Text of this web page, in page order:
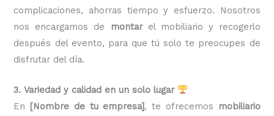
complicaciones, ahorras tiempo y esfuerzo. Nosotros
nos encargamos de
montarel mobiliario y recogerlo
después del evento, para que tú solo te preocupes de
disfrutar del día.
3. Variedad y calidad en un solo lugar
En [Nombre de tu empresa], te ofrecemos
mobiliario